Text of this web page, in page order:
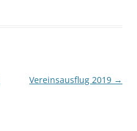
Vereinsausflug 2019 →